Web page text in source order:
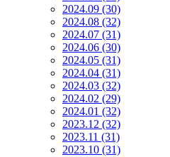
2024.09 (30)
2024.08 (32)
2024.07 (31)
2024.06 (30)
2024.05 (31)
2024.04 (31)
2024.03 (32)
2024.02 (29)
2024.01 (32)
2023.12 (32)
2023.11 (31)
2023.10 (31)